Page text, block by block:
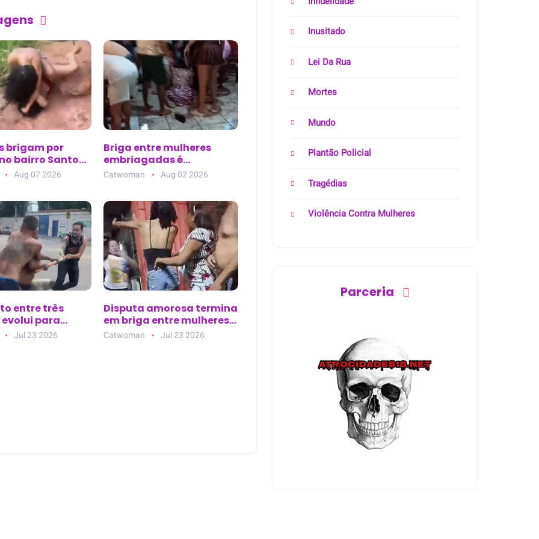
brigam por
bairro Santo
Santarém (PA)
Aug 07 2026
Briga entre mulheres
embriagadas é
registrada em bar de
Vargem Grande (MA)
Catwoman Aug 02 2026
entre três
evolui para
com pedaços
Jul 23 2026
Disputa amorosa termina
em briga entre mulheres
em bar de Mossoró
Catwoman Jul 23 2026
Inusitado
Lei Da Rua
Mortes
Mundo
Plantão Policial
Tragédias
Violência Contra Mulheres
Parceria